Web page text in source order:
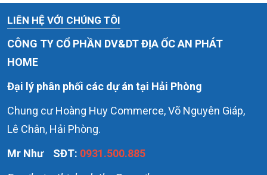
LIÊN HỆ VỚI CHÚNG TÔI
CÔNG TY CỔ PHẦN DV&DT ĐỊA ỐC AN PHÁT
HOME
Đại lý phân phối các dự án tại Hải Phòng
Chung cư Hoàng Huy Commerce, Võ Nguyên Giáp,
Lê Chân, Hải Phòng.
Mr Như SĐT: 0931.500.885